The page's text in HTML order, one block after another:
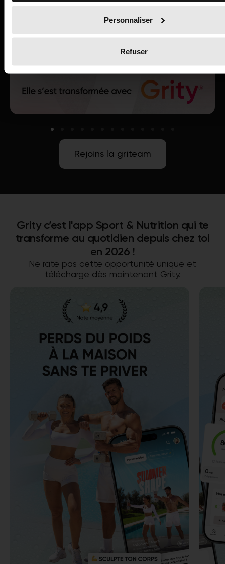
Personnaliser
Refuser
Rejoins la griteam
Grity c’est l'app Sport & Nutrition qui te
transforme au quotidien depuis chez toi
en 2026 !
Ne rate pas cette opportunité unique et
télécharge dès maintenant Grity.